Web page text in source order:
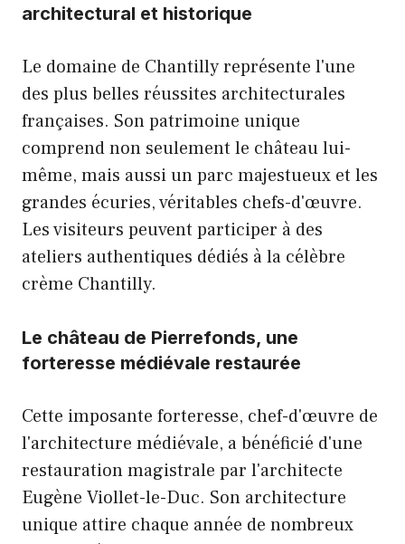
architectural et historique
Le domaine de Chantilly représente l'une
des plus belles réussites architecturales
françaises. Son patrimoine unique
comprend non seulement le château lui-
même, mais aussi un parc majestueux et les
grandes écuries, véritables chefs-d'œuvre.
Les visiteurs peuvent participer à des
ateliers authentiques dédiés à la célèbre
crème Chantilly.
Le château de Pierrefonds, une
forteresse médiévale restaurée
Cette imposante forteresse, chef-d'œuvre de
l'architecture médiévale, a bénéficié d'une
restauration magistrale par l'architecte
Eugène Viollet-le-Duc. Son architecture
unique attire chaque année de nombreux